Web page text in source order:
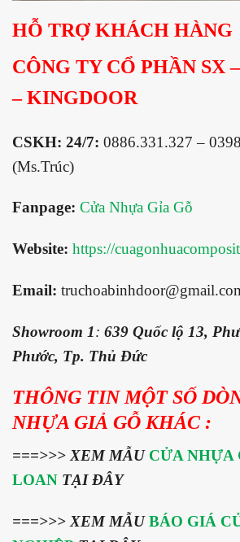
HỖ TRỢ KHÁCH HÀNG
CÔNG TY CỔ PHẦN SX
– KINGDOOR
CSKH: 24/7: 0886.331.327 –
(Ms.Trúc)
Fanpage: Cửa Nhựa Gỉa Gỗ
Website: https://
Email:
Showroom 1: 639 Quốc lộ 13,
Phước, Tp. Thủ Đức
THÔNG TIN MỘT SỐ
NHỰA GIẢ GỖ KHÁC :
===>>> XEM MẪUCỬA NHỰA
LOAN TẠI ĐÂY
===>>> XEM MẪU BÁO GIÁ